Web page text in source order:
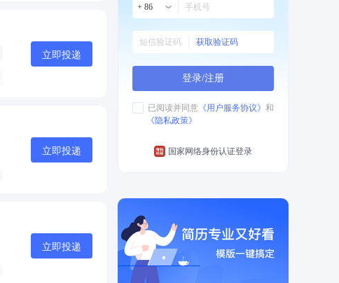
立即投递
立即投递
立即投递
+ 86
获取验证码
登录/注册
已阅读并同意 《用户服务协议》 和
《隐私政策》
国家网络身份认证登录